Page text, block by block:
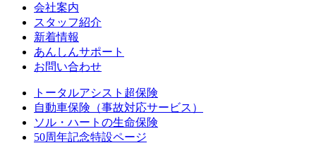
会社案内
スタッフ紹介
新着情報
あんしんサポート
お問い合わせ
トータルアシスト超保険
自動車保険（事故対応サービス）
ソル・ハートの生命保険
50周年記念特設ページ